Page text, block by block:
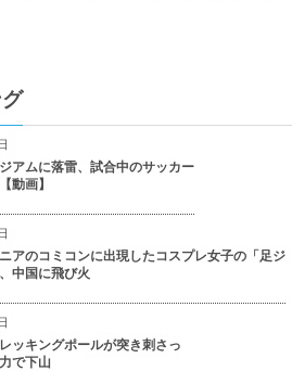
アムに落雷、試合中のサッカー
動画】
アのコミコンに出現したコスプレ女子の「足ジ
中国に飛び火
ッキングポールが突き刺さっ
で下山